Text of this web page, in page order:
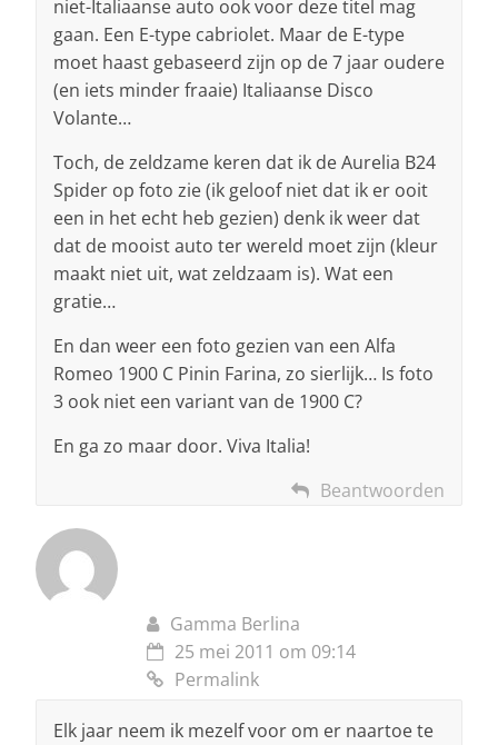
niet-Italiaanse auto ook voor deze titel mag
gaan. Een E-type cabriolet. Maar de E-type
moet haast gebaseerd zijn op de 7 jaar oudere
(en iets minder fraaie) Italiaanse Disco
Volante…
Toch, de zeldzame keren dat ik de Aurelia B24
Spider op foto zie (ik geloof niet dat ik er ooit
een in het echt heb gezien) denk ik weer dat
dat de mooist auto ter wereld moet zijn (kleur
maakt niet uit, wat zeldzaam is). Wat een
gratie…
En dan weer een foto gezien van een Alfa
Romeo 1900 C Pinin Farina, zo sierlijk… Is foto
3 ook niet een variant van de 1900 C?
En ga zo maar door. Viva Italia!
Beantwoorden
Gamma Berlina
25 mei 2011 om 09:14
Permalink
Elk jaar neem ik mezelf voor om er naartoe te